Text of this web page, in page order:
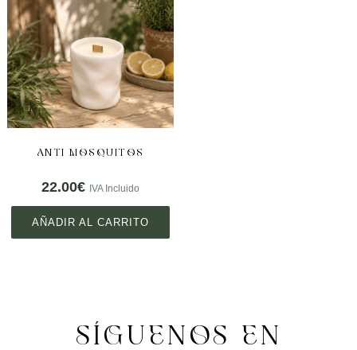
ANTI MOSQUITOS
22.00€ IVA Incluido
AÑADIR AL CARRITO
SÍGUENOS EN